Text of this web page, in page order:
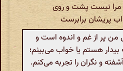
مرا نیست پشت و روی
پریشان برابرست
پر از غم و اندوه است و
بیدار هستم یا خواب می‌بینم؛
و نگران را تجربه می‌کنم.